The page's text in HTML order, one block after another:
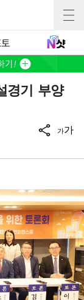
경기 부양
가가